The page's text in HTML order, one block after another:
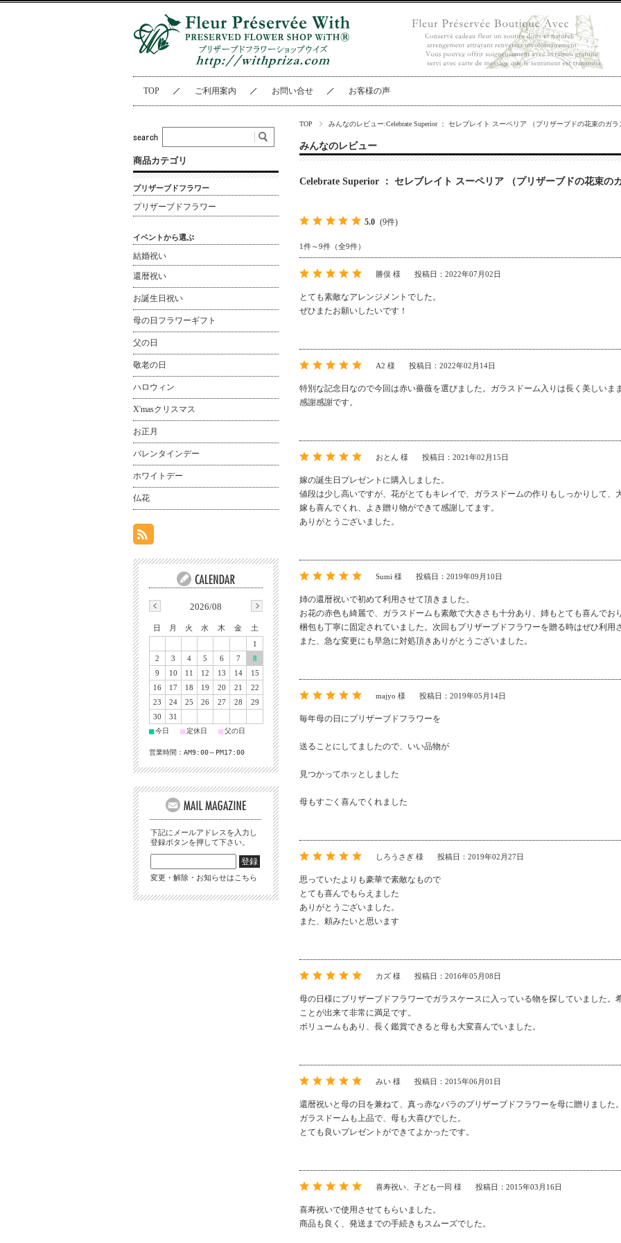
TOP ご利用案内 お問い合せ お客様の声
TOP みんなのレビュー:Celebrate Superior ： セレブレイト スーペリア （プリザーブドの花束のガラ
みんなのレビュー
Celebrate Superior ： セレブレイト スーペリア （プリザーブドの花束の
5.0 (9件)
1件～9件（全9件）
勝俣 様 投稿日：2022年07月02日
とても素敵なアレンジメントでした。
ぜひまたお願いしたいです！
A2 様 投稿日：2022年02月14日
特別な記念日なので今回は赤い薔薇を選びました。ガラスドーム入りは長く美しいま
感謝感謝です。
おとん 様 投稿日：2021年02月15日
嫁の誕生日プレゼントに購入しました。
値段は少し高いですが、花がとてもキレイで、ガラスドームの作りもしっかりして、
嫁も喜んでくれ、よき贈り物ができて感謝してます。
ありがとうございました。
Sumi 様 投稿日：2019年09月10日
姉の還暦祝いで初めて利用させて頂きました。
お花の赤色も綺麗で、ガラスドームも素敵で大きさも十分あり、姉もとても喜んでお
梱包も丁寧に固定されていました。次回もプリザーブドフラワーを贈る時はぜひ利用
また、急な変更にも早急に対処頂きありがとうございました。
majyo 様 投稿日：2019年05月14日
毎年母の日にプリザーブドフラワーを
送ることにしてましたので、いい品物が
見つかってホッとしました
母もすごく喜んでくれました
しろうさぎ 様 投稿日：2019年02月27日
思っていたよりも豪華で素敵なもので
とても喜んでもらえました
ありがとうございました。
また、頼みたいと思います
カズ 様 投稿日：2016年05月08日
母の日様にプリザーブドフラワーでガラスケースに入っている物を探していました。
ことが出来て非常に満足です。
ボリュームもあり、長く鑑賞できると母も大変喜んでいました。
みい 様 投稿日：2015年06月01日
還暦祝いと母の日を兼ねて、真っ赤なバラのプリザーブドフラワーを母に贈りまし
ガラスドームも上品で、母も大喜びでした。
とても良いプレゼントができてよかったです。
喜寿祝い、子ども一同 様 投稿日：2015年03月16日
喜寿祝いで使用させてもらいました。
商品も良く、発送までの手続きもスムーズでした。
商品カテゴリ
プリザーブドフラワー
プリザーブドフラワー
イベントから選ぶ
結婚祝い
還暦祝い
お誕生日祝い
母の日フラワーギフト
父の日
敬老の日
ハロウィン
X'masクリスマス
お正月
バレンタインデー
ホワイトデー
仏花
2026/08
日 月 火 水 木 金
土
1
2
3 4 5 6 7
8
9
10 11 12 13 14
15
16
17 18 19 20 21
22
23
24 25 26 27 28
29
30
31
■今日 ■定休日 ■父の日
営業時間：AM9:00～PM17:00
下記にメールアドレスを入力し
登録ボタンを押して下さい。
変更・解除・お知らせはこちら